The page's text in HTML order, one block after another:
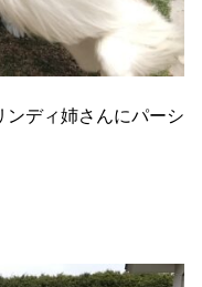
ンディ姉さんにパーシ